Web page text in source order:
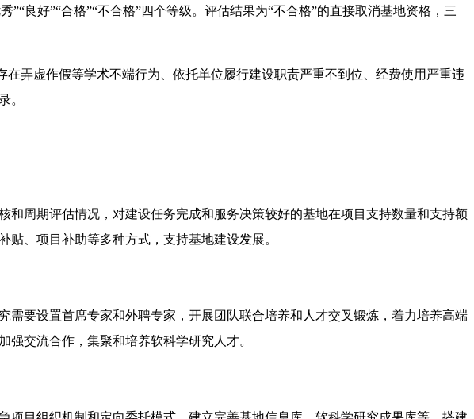
良好”“合格”“不合格”四个等级。评估结果为“不合格”的直接取消基地资格，三
弄虚作假等学术不端行为、依托单位履行建设职责严重不到位、经费使用严重违
。
周期评估情况，对建设任务完成和服务决策较好的基地在项目支持数量和支持额
、项目补助等多种方式，支持基地建设发展。
要设置首席专家和外聘专家，开展团队联合培养和人才交叉锻炼，着力培养高端
交流合作，集聚和培养软科学研究人才。